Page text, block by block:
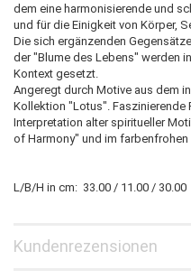
dem eine harmonisierende und
und für die Einigkeit von Körper,
Die sich ergänzenden
der "Blume des Lebens" werden
Kontext gesetzt.
Angeregt durch Motive aus dem
Kollektion "Lotus".
Interpretation alter spiritueller
of Harmony" und im farbenfrohen
L/B/H in cm: 33.00 / 11.00 / 30.00
Kundenrezensionen